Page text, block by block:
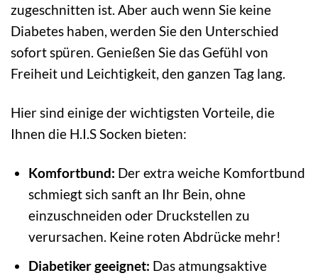
zugeschnitten ist. Aber auch wenn Sie keine
Diabetes haben, werden Sie den Unterschied
sofort spüren. Genießen Sie das Gefühl von
Freiheit und Leichtigkeit, den ganzen Tag lang.
Hier sind einige der wichtigsten Vorteile, die
Ihnen die H.I.S Socken bieten:
Komfortbund: Der extra weiche Komfortbund
schmiegt sich sanft an Ihr Bein, ohne
einzuschneiden oder Druckstellen zu
verursachen. Keine roten Abdrücke mehr!
Diabetiker geeignet: Das atmungsaktive